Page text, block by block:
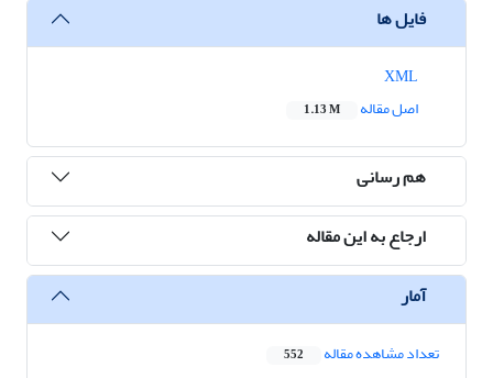
فایل ها
اصل مقاله
1.13 M
هم رسانی
ارجاع به این مقاله
آمار
تعداد مشاهده مقاله 552